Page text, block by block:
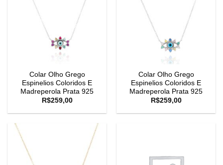
Colar Olho Grego
Espinelios Coloridos E
Madreperola Prata 925
R$259,00
Colar Olho Grego
Espinelios Coloridos E
Madreperola Prata 925
R$259,00